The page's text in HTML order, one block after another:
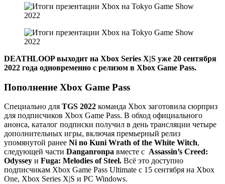
DEATHLOOP выходит на Xbox Series X|S уже 20 сентября
2022 года одновременно с релизом в Xbox Game Pass.
Пополнение Xbox Game Pass
Специально для TGS 2022 команда Xbox заготовила сюрприз
для подписчиков Xbox Game Pass. В обход официального
анонса, каталог подписки получил в день трансляции четыре
дополнительных игры, включая премьерный релиз
упомянутой ранее Ni no Kuni Wrath of the White Witch,
следующей части Danganronpa вместе с Assassin’s Creed:
Odyssey и Fuga: Melodies of Steel. Всё это доступно
подписчикам Xbox Game Pass Ultimate с 15 сентября на Xbox
One, Xbox Series X|S и PC Windows.